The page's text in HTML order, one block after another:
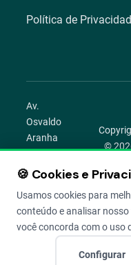
Política de
Av.
Osvaldo
Aranha
1022 –
Bom
Porto
Alegre –
RS
©
Todos
🍪 Cookies e
Usamos cookies para
conteúdo e analisar
você concorda com o uso
Configurar